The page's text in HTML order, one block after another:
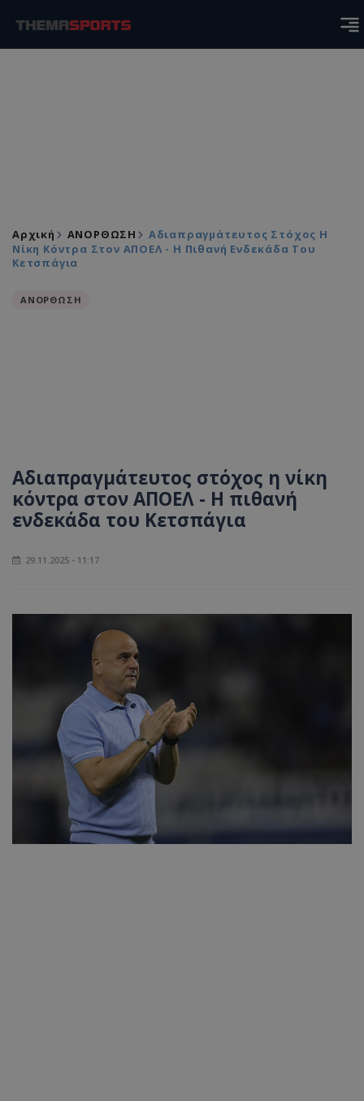
Αρχική ΑΝΟΡΘΩΣΗ
Αδιαπραγμάτευτος Στόχος Η
Νίκη Κόντρα Στον ΑΠΟΕΛ - Η Πιθανή Ενδεκάδα Του
Κετσπάγια
ΑΝΟΡΘΩΣΗ
Αδιαπραγμάτευτος στόχος η νίκη
κόντρα στον ΑΠΟΕΛ - Η πιθανή
ενδεκάδα του Κετσπάγια
29.11.2025 - 11:17